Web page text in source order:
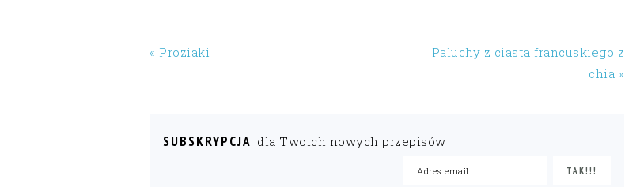
« Proziaki
Paluchy z ciasta francuskiego z
chia »
SUBSKRYPCJA dla Twoich nowych przepisów